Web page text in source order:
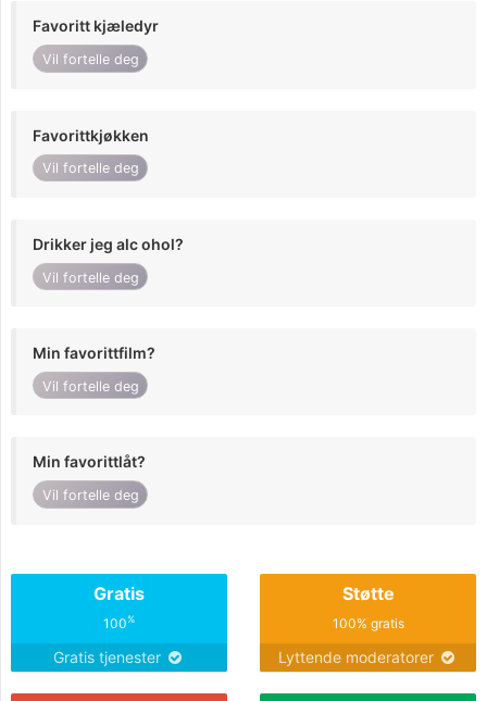
Favoritt kjæledyr
Vil fortelle deg
Favorittkjøkken
Vil fortelle deg
Drikker jeg alc ohol?
Vil fortelle deg
Min favorittfilm?
Vil fortelle deg
Min favorittlåt?
Vil fortelle deg
Gratis
100%
Gratis tjenester
Støtte
100% gratis
Lyttende moderatorer